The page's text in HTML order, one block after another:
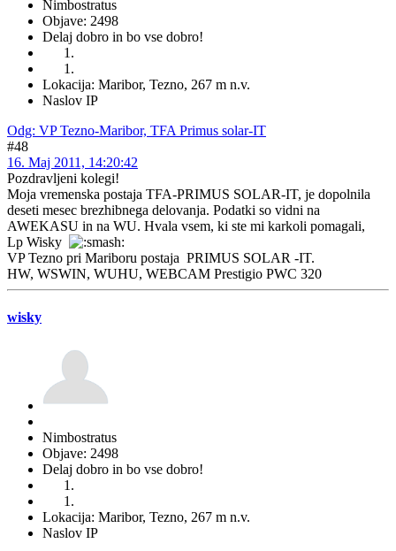
Nimbostratus
Objave: 2498
Delaj dobro in bo vse dobro!
Lokacija: Maribor, Tezno, 267 m n.v.
Naslov IP
Odg: VP Tezno-Maribor, TFA Primus solar-IT
#48
16. Maj 2011, 14:20:42
Pozdravljeni kolegi!
Moja vremenska postaja TFA-PRIMUS SOLAR-IT, je dopolnila
deseti mesec brezhibnega delovanja. Podatki so vidni na
AWEKASU in na WU. Hvala vsem, ki ste mi karkoli pomagali,
Lp Wisky
VP Tezno pri Mariboru postaja PRIMUS SOLAR -IT.
HW, WSWIN, WUHU, WEBCAM Prestigio PWC 320
wisky
Nimbostratus
Objave: 2498
Delaj dobro in bo vse dobro!
Lokacija: Maribor, Tezno, 267 m n.v.
Naslov IP